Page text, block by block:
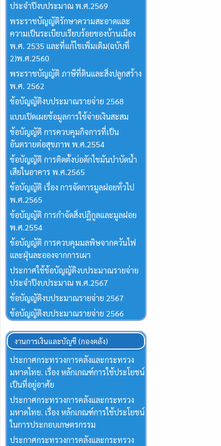
ประจำปีงบประมาณ พ.ศ.2569
พระราชบัญญัติรักษาความสะอาดและ
ความเป็นระเบียบเรียบร้อยของบ้านเมือง
พ.ศ. 2535 และที่แก้ไขเพิ่มเติม(ฉบับที่
2)พ.ศ.2560
พระราชบัญญัติ ภาษีที่ดินและสิ่งปลูกสร้าง
พ.ศ. 2562
ข้อบัญญัติงบประมาณรายจ่าย 2568
แบบเปิดเผยข้อมูลการใช้จ่ายเงินสะสม
ข้อบัญญัติ การควบคุมกิจการที่เป็น
อันตรายต่อสุขภาพ พ.ศ.2554
ข้อบัญญัติ การติดตั้งบ่อดักไขมันบำบัดน้ำ
เสียในอาคาร พ.ศ.2565
ข้อบัญญัติ เรื่อง การจัดการมูลฝอยทั่วไป
พ.ศ.2565
ข้อบัญญัติ การกำจัดสิ่งปฏิกูลและมูลฝอย
พ.ศ.2554
ข้อบัญญัติ การควบคุมมลพิษจากควันไฟ
และฝุ่นละอองจากการเผา
ประกาศใช้ข้อบัญญัติงบประมาณรายจ่าย
ประจำปีงบประมาณ พ.ศ.2567
ข้อบัญญัติงบประมาณรายจ่าย 2567
ข้อบัญญัติงบประมาณรายจ่าย 2566
งานการเงินและบัญชี (กองคลัง)
ประกาศกระทรวงการคลังและกระทรวง
มหาดไทย. เรื่อง หลักเกณฑ์การใช้ประโยชน์
เป็นที่อยู่อาศัย
ประกาศกระทรวงการคลังและกระทรวง
มหาดไทย. เรื่อง หลักเกณฑ์การใช้ประโยชน์
ในการประกอบเกษตรกรรม
ประกาศกระทรวงการคลังและกระทรวง